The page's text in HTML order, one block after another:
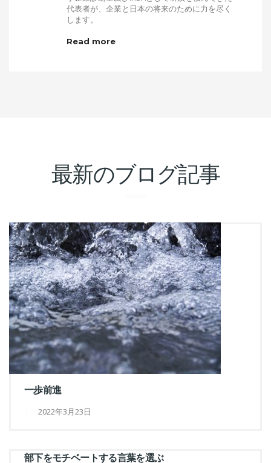
代表者が、企業と日本の将来のために力を尽く
します。
Read more
最新のブログ記事
一歩前進
2022年3月23日
部下をモチベートする言葉を選ぶ